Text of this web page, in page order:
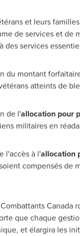
et leurs
de services et de
des services
du montant
atteints de
de l'allocation pour
militaires en
l'accès à l'allocation
compensés de
Canada
que chaque
et élargira les